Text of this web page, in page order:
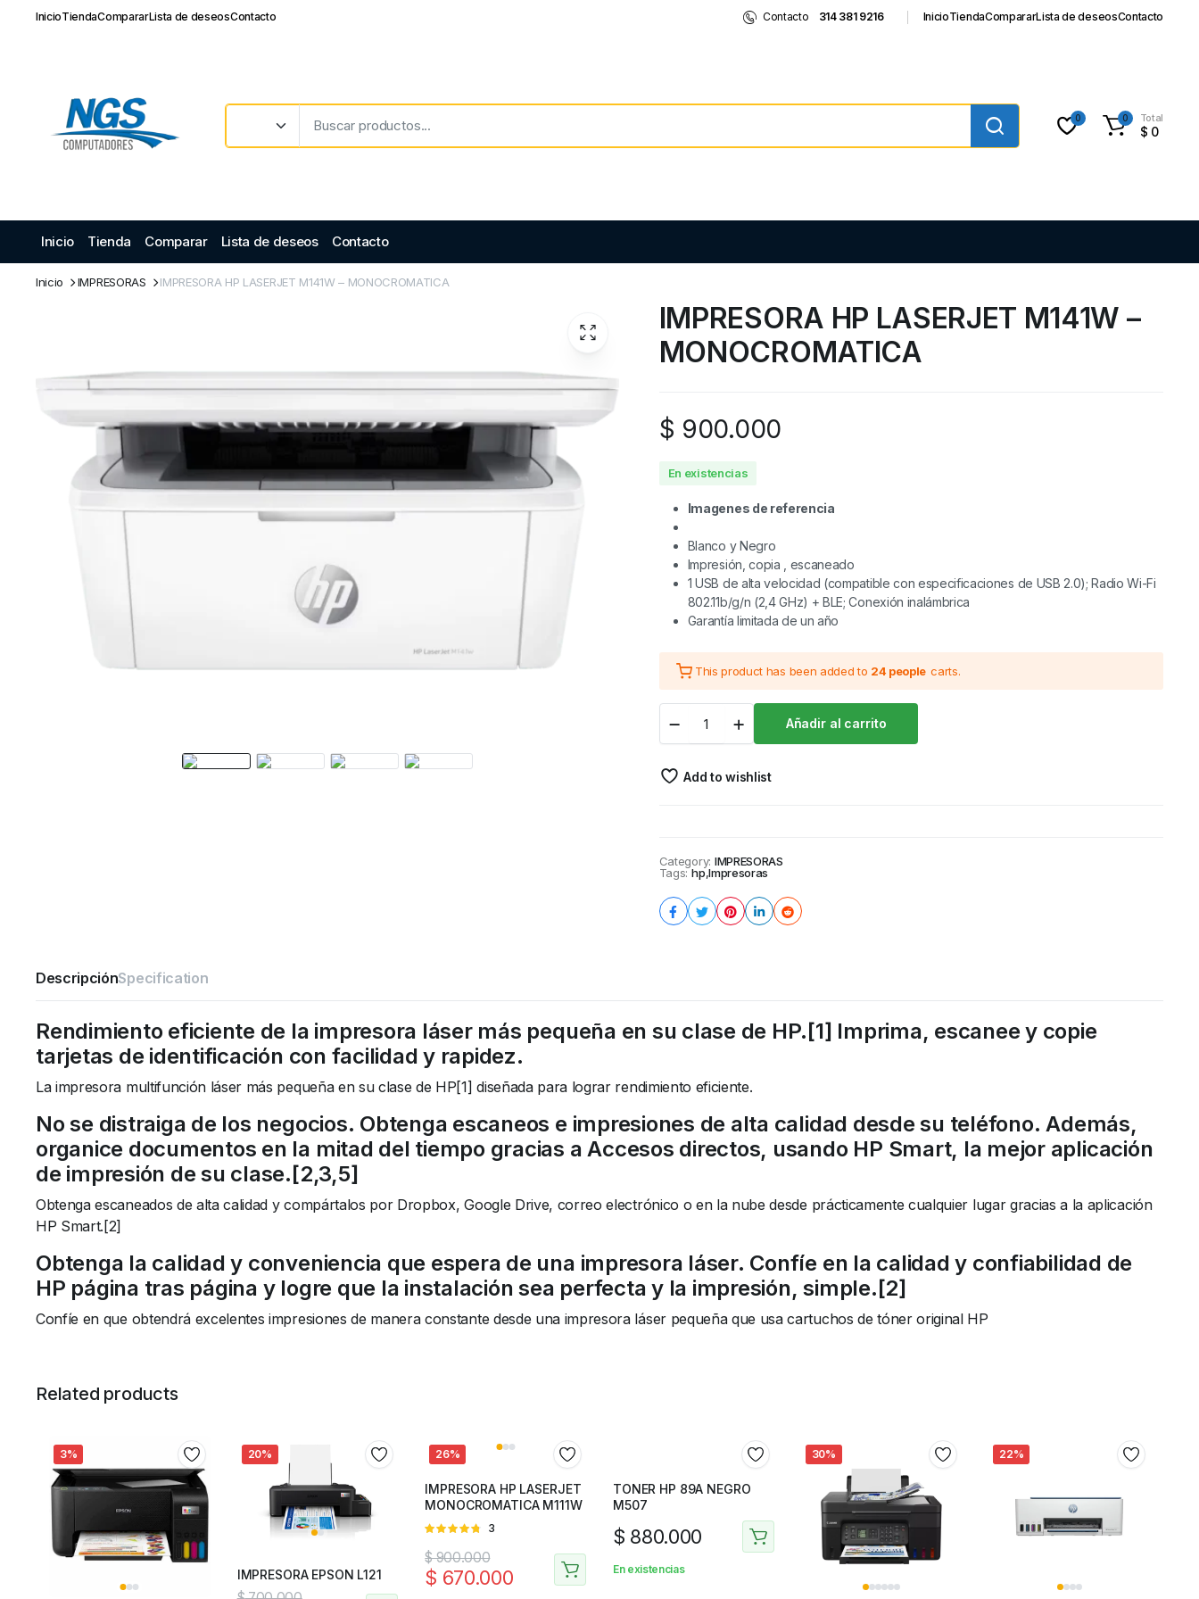
InicioTiendaCompararLista de deseosContacto Contacto 314 381 9216 InicioTiendaCompararLista de deseosContacto
0 0 Total
$ 0
Inicio Tienda Comparar Lista de deseos Contacto
Inicio IMPRESORAS IMPRESORA HP LASERJET M141W – MONOCROMATICA
IMPRESORA HP LASERJET M141W –
MONOCROMATICA
$ 900.000
En existencias
Imagenes de referencia
Blanco y Negro
Impresión, copia , escaneado
1 USB de alta velocidad (compatible con especificaciones de USB 2.0); Radio Wi-Fi
802.11b/g/n (2,4 GHz) + BLE; Conexión inalámbrica
Garantía limitada de un año
This product has been added to 24 people carts.
LASERJET
-
Añadir al carrito
Add to wishlist
Category: IMPRESORAS
Tags: hp,Impresoras
DescripciónSpecification
Rendimiento eficiente de la impresora láser más pequeña en su clase de HP.[1] Imprima, escanee y copie
tarjetas de identificación con facilidad y rapidez.
La impresora multifunción láser más pequeña en su clase de HP[1] diseñada para lograr rendimiento eficiente.
No se distraiga de los negocios. Obtenga escaneos e impresiones de alta calidad desde su teléfono. Además,
organice documentos en la mitad del tiempo gracias a Accesos directos, usando HP Smart, la mejor aplicación
de impresión de su clase.[2,3,5]
Obtenga escaneados de alta calidad y compártalos por Dropbox, Google Drive, correo electrónico o en la nube desde prácticamente cualquier lugar gracias a la aplicación
HP Smart.[2]
Obtenga la calidad y conveniencia que espera de una impresora láser. Confíe en la calidad y confiabilidad de
HP página tras página y logre que la instalación sea perfecta y la impresión, simple.[2]
Confíe en que obtendrá excelentes impresiones de manera constante desde una impresora láser pequeña que usa cartuchos de tóner original HP
Related products
3% 20%
IMPRESORA EPSON L121
26%
IMPRESORA HP LASERJET
MONOCROMATICA M111W
Valorado
de 5
3
$900.000
$ 670.000
TONER HP 89A NEGRO
M507
$ 880.000
En existencias
30% 22%